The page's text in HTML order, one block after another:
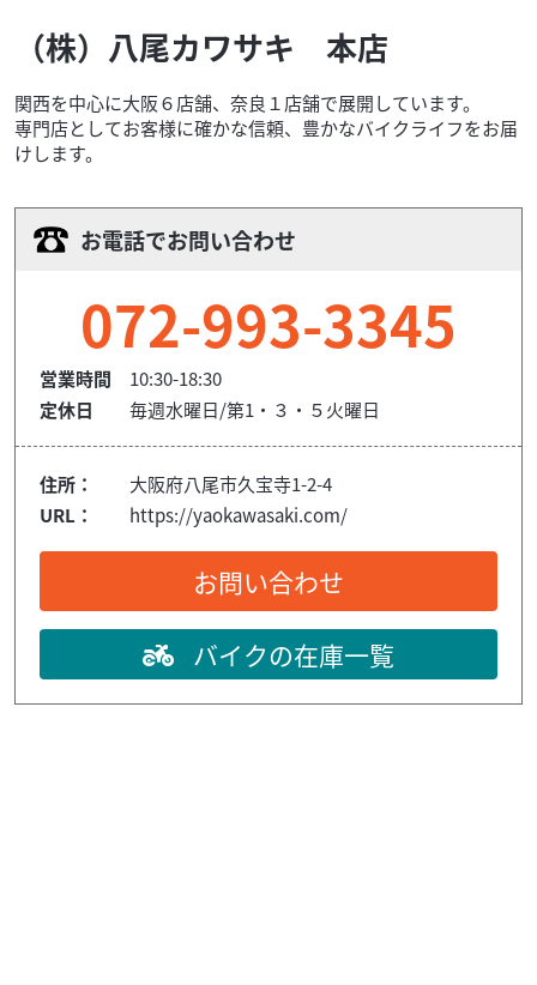
（株）八尾カワサキ 本店
関西を中心に大阪６店舗、奈良１店舗で展開しています。
専門店としてお客様に確かな信頼、豊かなバイクライフをお届
けします。
お電話でお問い合わせ
072-993-3345
営業時間
10:30-18:30
定休日
毎週水曜日/第1・３・５火曜日
住所：
大阪府八尾市久宝寺1-2-4
URL：
https://yaokawasaki.com/
お問い合わせ
バイクの在庫一覧